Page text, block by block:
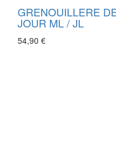
GRENOUILLERE
JOUR ML / JL
54,90 €